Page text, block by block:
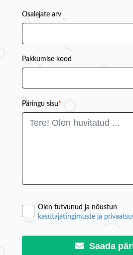
Osalejate arv
Pakkumise kood
Päringu sisu*
Olen tutvunud ja nõustun
kasutajatingimuste ja
Saada